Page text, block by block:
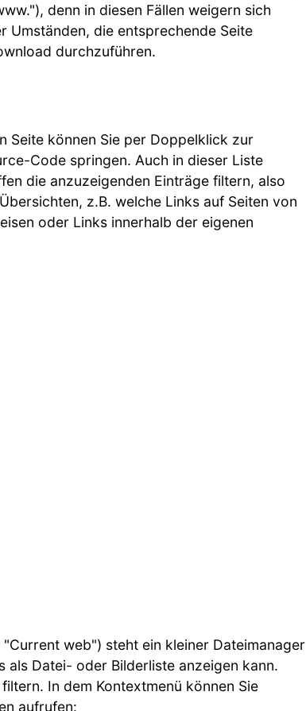
denn in diesen Fällen weigern sich
Umständen, die entsprechende Seite
durchzuführen.
Seite können Sie per Doppelklick zur
Code springen. Auch in dieser Liste
die anzuzeigenden Einträge filtern, also
z.B. welche Links auf Seiten von
oder Links innerhalb der eigenen
web") steht ein kleiner Dateimanager
als Datei- oder Bilderliste anzeigen kann.
In dem Kontextmenü können Sie
aufrufen: